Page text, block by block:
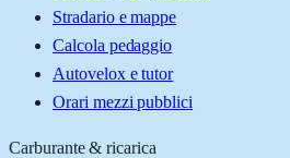
Stradario e mappe
Calcola pedaggio
Autovelox e tutor
Orari mezzi pubblici
Carburante & ricarica